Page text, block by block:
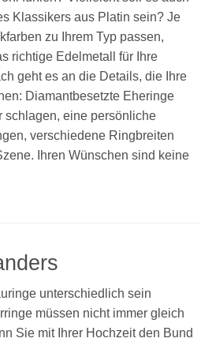
Klassikers aus Platin sein? Je
zu Ihrem Typ passen,
richtige Edelmetall für Ihre
geht es an die Details, die Ihre
Diamantbesetzte Eheringe
schlagen, eine persönliche
verschiedene Ringbreiten
Ihren Wünschen sind keine
unterschiedlich sein
müssen nicht immer gleich
Sie mit Ihrer Hochzeit den Bund